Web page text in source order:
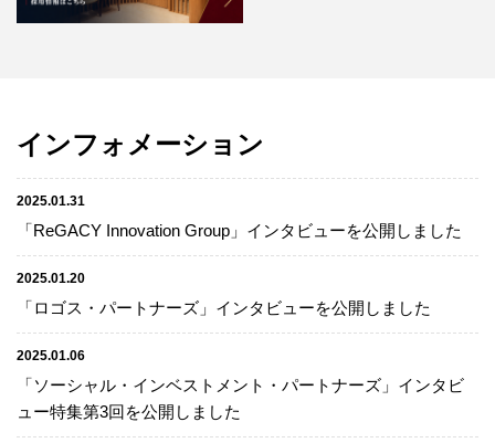
インフォメーション
2025.01.31
「ReGACY Innovation Group」インタビューを公開しました
2025.01.20
「ロゴス・パートナーズ」インタビューを公開しました
2025.01.06
「ソーシャル・インベストメント・パートナーズ」インタビ
ュー特集第3回を公開しました